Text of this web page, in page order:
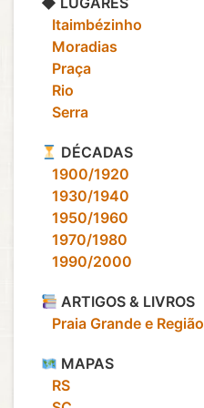
‎ ‎ ‎ Itaimbézinho
‎ ‎ ‎ Moradias
‎ ‎ ‎ Praça
‎ ‎ ‎ Rio
‎ ‎ ‎ Serra
DÉCADAS
‎ ‎ ‎ 1900/1920
‎ ‎ ‎ 1930/1940
‎ ‎ ‎ 1950/1960
‎ ‎ ‎ 1970/1980
‎ ‎ ‎ 1990/2000
ARTIGOS & LIVROS
‎ ‎ ‎ Praia Grande e Região
MAPAS
‎ ‎ ‎ RS